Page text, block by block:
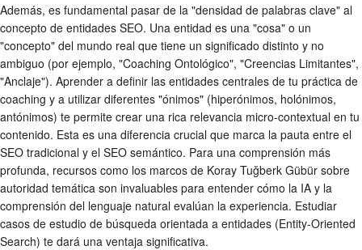
Además, es fundamental pasar de la "densidad de palabras clave" al
concepto de entidades SEO. Una entidad es una "cosa" o un
"concepto" del mundo real que tiene un significado distinto y no
ambiguo (por ejemplo, "Coaching Ontológico", "Creencias Limitantes",
"Anclaje"). Aprender a definir las entidades centrales de tu práctica de
coaching y a utilizar diferentes "ónimos" (hiperónimos, holónimos,
antónimos) te permite crear una rica relevancia micro-contextual en tu
contenido. Esta es una diferencia crucial que marca la pauta entre el
SEO tradicional y el SEO semántico. Para una comprensión más
profunda, recursos como los marcos de Koray Tuğberk Gübür sobre
autoridad temática son invaluables para entender cómo la IA y la
comprensión del lenguaje natural evalúan la experiencia. Estudiar
casos de estudio de búsqueda orientada a entidades (Entity-Oriented
Search) te dará una ventaja significativa.